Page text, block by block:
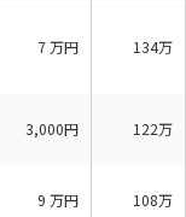
7万円 134万
3,000円 122万
9 万円 108万